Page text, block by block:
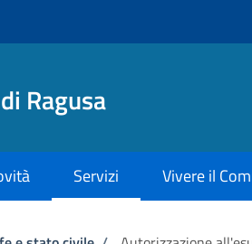
Ragusa
Servizi Vivere il